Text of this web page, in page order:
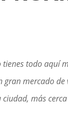
tienes todo aquí
gran mercado de
ciudad, más